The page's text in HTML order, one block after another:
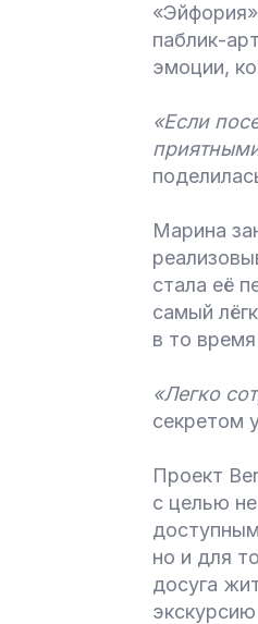
паблик-
эмоции,
«Если
Марина
стала её
самый
в то
«Легко
секретом
Проект
с целью
но и для
досуга